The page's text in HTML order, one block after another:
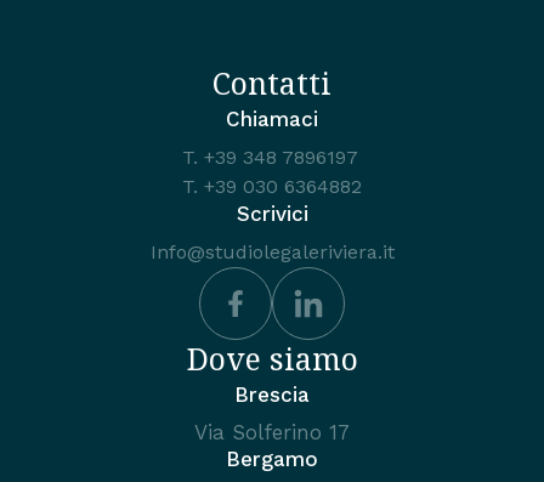
Contatti
Chiamaci
T. +39 348 7896197
T. +39 030 6364882
Scrivici
Info@studiolegaleriviera.it
Dove siamo
Brescia
Via Solferino 17
Bergamo